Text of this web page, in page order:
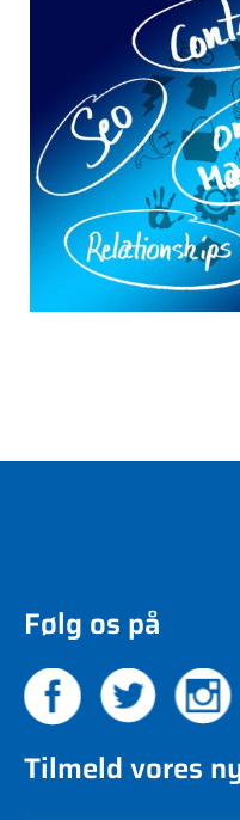
Følg os på
Tilmeld vores